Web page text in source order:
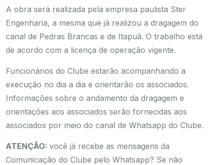
A obra será realizada pela empresa paulista Ster
Engenharia, a mesma que já realizou a dragagem do
canal de Pedras Brancas e de Itapuã. O trabalho está
de acordo com a licença de operação vigente.
Funcionários do Clube estarão acompanhando a
execução no dia a dia e orientarão os associados.
Informações sobre o andamento da dragagem e
orientações aos associados serão fornecidas aos
associados por meio do canal de Whatsapp do Clube.
ATENÇÃO: você já recebe as mensagens da
Comunicação do Clube pelo Whatsapp? Se não